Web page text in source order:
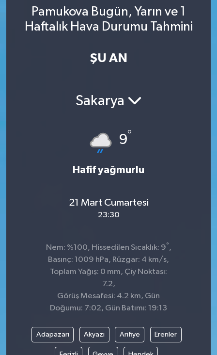
Pamukova Bugün, Yarın ve 1
Haftalık Hava Durumu Tahmini
ŞU AN
Sakarya
9°
Hafif yağmurlu
21 Mart Cumartesi
23:30
Nem: %100, Hissedilen Sıcaklık: 9°,
Basınç: 1009 hPa, Rüzgar: 4 km/s,
Toplam Yağış: 0 mm, Çiy Noktası:
7.2,
Görüş Mesafesi: 4.2 km, Gün
Doğumu: 7:02, Gün Batımı: 19:13
Adapazarı Akyazı Arifiye Erenler
Tüm Manşetler
Son Dakika Haberleri